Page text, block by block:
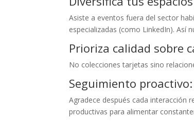
Asiste a eventos fuera del sector
especializadas (como LinkedIn). Así
Prioriza calidad sobre
No colecciones tarjetas sino
Seguimiento
Agradece después cada interacción
productivas para alimentar